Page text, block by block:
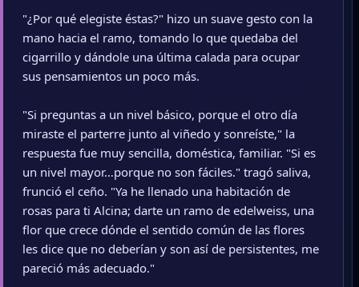
"¿Por qué elegiste éstas?" hizo un suave gesto con la
mano hacia el ramo, tomando lo que quedaba del
cigarrillo y dándole una última calada para ocupar
sus pensamientos un poco más.
"Si preguntas a un nivel básico, porque el otro día
miraste el parterre junto al viñedo y sonreíste," la
respuesta fue muy sencilla, doméstica, familiar. "Si es
un nivel mayor…porque no son fáciles." tragó saliva,
frunció el ceño. "Ya he llenado una habitación de
rosas para ti Alcina; darte un ramo de edelweiss, una
flor que crece dónde el sentido común de las flores
les dice que no deberían y son así de persistentes, me
pareció más adecuado."